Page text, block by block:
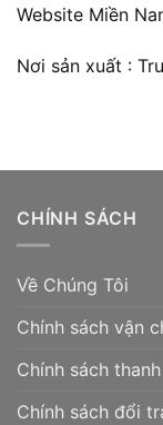
Website Miền
Nơi sản xuất :
CHÍNH SÁCH
Về Chúng Tôi
Chính sách vận
Chính sách
Chính sách đổi